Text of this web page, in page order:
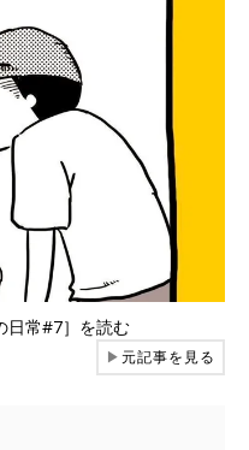
日常#7］を読む
▶元記事を見る